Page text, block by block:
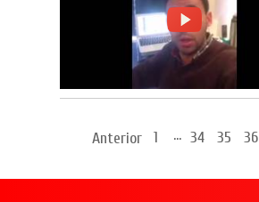
Anterior 1 ... 34 35 36